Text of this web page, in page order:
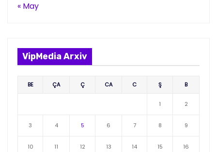
« May
VipMedia Arxiv
BE ÇA Ç CA C Ş B
1 2
3 4 5 6 7 8 9
10 11 12 13 14 15 16